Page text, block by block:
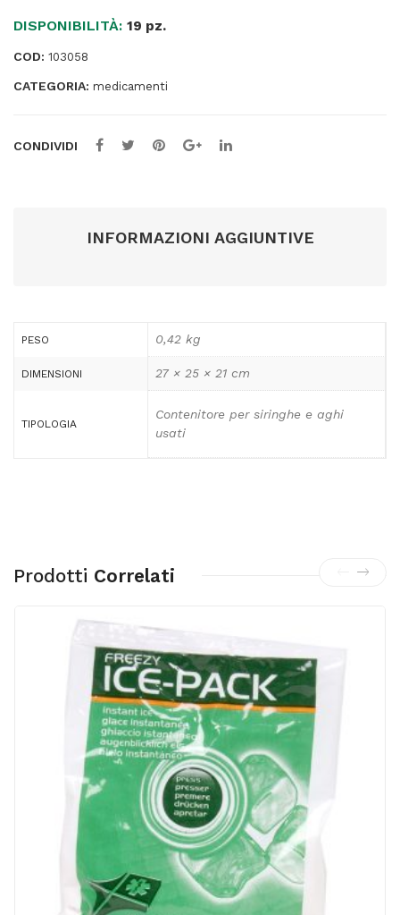
L
quantità
DISPONIBILITÀ: 19 pz.
COD: 103058
CATEGORIA: medicamenti
CONDIVIDI
INFORMAZIONI AGGIUNTIVE
PESO 0,42 kg
DIMENSIONI 27 × 25 × 21 cm
TIPOLOGIA
Contenitore per siringhe e aghi
usati
Prodotti Correlati